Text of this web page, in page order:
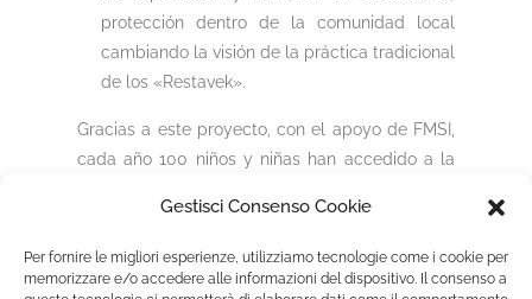
Gestisci Consenso Cookie
Per fornire le migliori esperienze, utilizziamo tecnologie come i cookie per
memorizzare e/o accedere alle informazioni del dispositivo. Il consenso a
protección dentro de la comunidad local
cambiando la visión de la práctica tradicional
de los «Restavek».
Gracias a este proyecto, con el apoyo de FMSI,
cada año 100 niños y niñas han accedido a la
condiciones de vida.